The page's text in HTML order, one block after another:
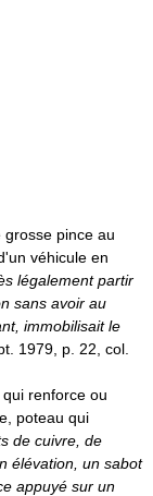
grosse pince au
véhicule en
légalement partir
sans avoir au
immobilisait le
1979, p. 22, col.
renforce ou
poteau qui
de cuivre, de
élévation, un sabot
appuyé sur un